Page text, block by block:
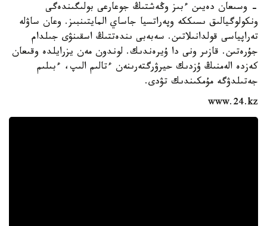
- وسىعان دەيىن ءبىز وڭەشتىڭ جوعارعى بولىگىندەگى
ونكولوگيالىق ىسىككە وپەراتسيا جاساي المايتىنبىز. وعان ساۋلە
تەراپياسى قولدانىلاتىن. سەبەبى ىندەتتىڭ اسقىنۋى جىلدام
جۇرەتىن. قازىر ونى دا ۇيرەندىك. لوندون مەن يزرايلدە وقىعان
كەزدە الەمنىڭ ۇزدىك حيرۋرگتەرىنەن ءتالىم الىپ، ءبىلىم
جەتىلدۋگە مۇمكىندىك تۋدى.
www.24.kz